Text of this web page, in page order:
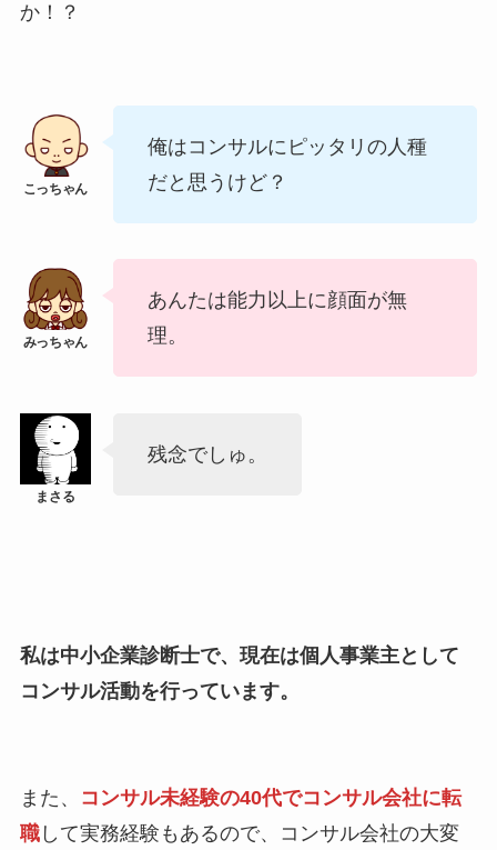
か！？
俺はコンサルにピッタリの人種
だと思うけど？
あんたは能力以上に顔面が無
理。
残念でしゅ。
私は中小企業診断士で、現在は個人事業主として
コンサル活動を行っています。
また、
コンサル未経験の40代でコンサル会社に転
職して実務経験もあるので、コンサル会社の大変